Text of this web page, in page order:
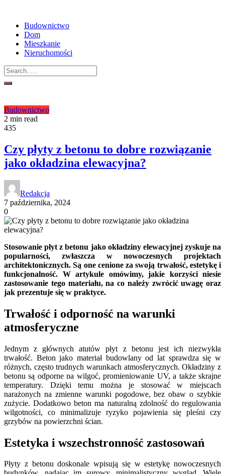
Budownictwo
Dom
Mieszkanie
Nieruchomości
Budownictwo
2 min read
435
Czy płyty z betonu to dobre rozwiązanie
jako okładzina elewacyjna?
Redakcja
7 października, 2024
0
Stosowanie płyt z betonu jako okładziny elewacyjnej zyskuje na
popularności, zwłaszcza w nowoczesnych projektach
architektonicznych. Są one cenione za swoją trwałość, estetykę i
funkcjonalność. W artykule omówimy, jakie korzyści niesie
zastosowanie tego materiału, na co należy zwrócić uwagę oraz
jak prezentuje się w praktyce.
Trwałość i odporność na warunki
atmosferyczne
Jednym z głównych atutów płyt z betonu jest ich niezwykła
trwałość. Beton jako materiał budowlany od lat sprawdza się w
różnych, często trudnych warunkach atmosferycznych. Okładziny z
betonu są odporne na wilgoć, promieniowanie UV, a także skrajne
temperatury. Dzięki temu można je stosować w miejscach
narażonych na zmienne warunki pogodowe, bez obaw o szybkie
zużycie. Dodatkowo beton ma naturalną zdolność do regulowania
wilgotności, co minimalizuje ryzyko pojawienia się pleśni czy
grzybów na powierzchni ścian.
Estetyka i wszechstronność zastosowań
Płyty z betonu doskonale wpisują się w estetykę nowoczesnych